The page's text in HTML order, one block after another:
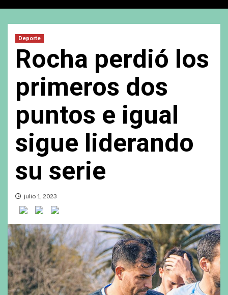
Deporte
Rocha perdió los
primeros dos
puntos e igual
sigue liderando
su serie
julio 1, 2023